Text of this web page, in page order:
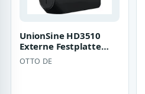
UnionSine HD3510
Externe Festplatte
3,5“ Desktop PC
Gaming USB 3.2 ext…
OTTO DE